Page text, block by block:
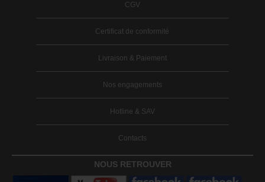
CGV
Certificat de conformité
Livraison & Paiement
Nos engagements
Hotline & SAV
Contacts
NOUS RETROUVER